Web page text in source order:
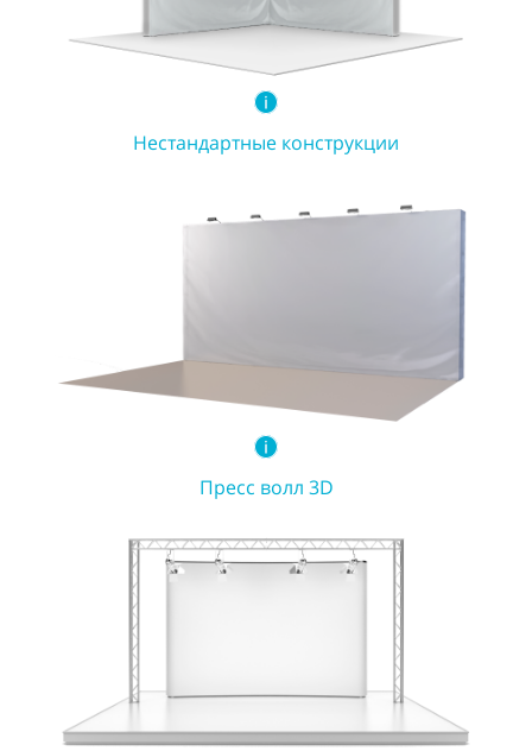
Нестандартные конструкции
Пресс волл 3D